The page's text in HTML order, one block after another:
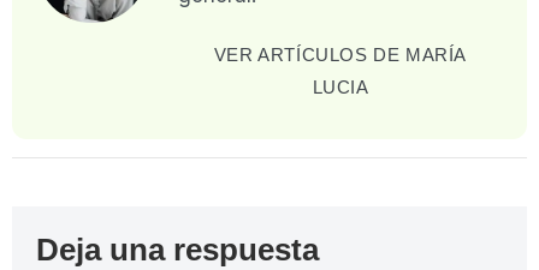
VER ARTÍCULOS DE MARÍA
LUCIA
Deja una respuesta